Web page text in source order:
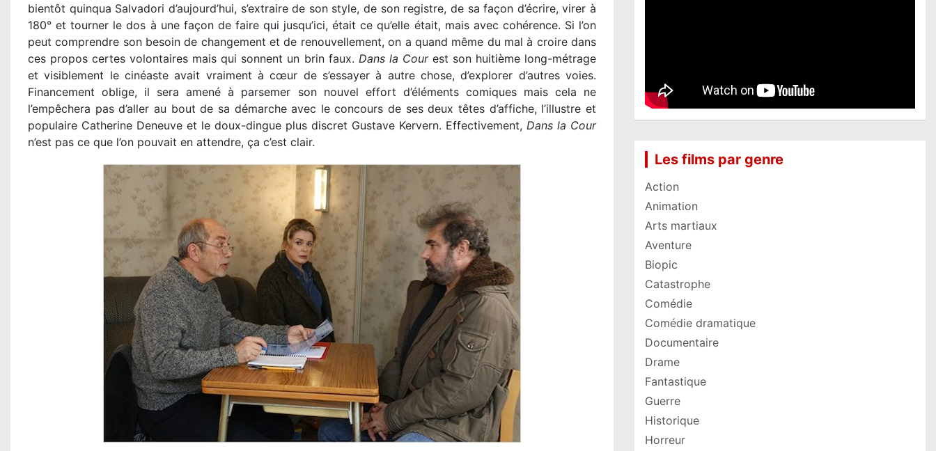
bientôt quinqua Salvadori d’aujourd’hui, s’extraire de son style, de son registre, de sa façon d’écrire, virer à
180° et tourner le dos à une façon de faire qui jusqu’ici, était ce qu’elle était, mais avec cohérence. Si l’on
peut comprendre son besoin de changement et de renouvellement, on a quand même du mal à croire dans
ces propos certes volontaires mais qui sonnent un brin faux. Dans la Cour est son huitième long-métrage
et visiblement le cinéaste avait vraiment à cœur de s’essayer à autre chose, d’explorer d’autres voies.
Financement oblige, il sera amené à parsemer son nouvel effort d’éléments comiques mais cela ne
l’empêchera pas d’aller au bout de sa démarche avec le concours de ses deux têtes d’affiche, l’illustre et
populaire Catherine Deneuve et le doux-dingue plus discret Gustave Kervern. Effectivement, Dans la Cour
n’est pas ce que l’on pouvait en attendre, ça c’est clair.
Les films par genre
Action
Animation
Arts martiaux
Aventure
Biopic
Catastrophe
Comédie
Comédie dramatique
Documentaire
Drame
Fantastique
Guerre
Historique
Horreur